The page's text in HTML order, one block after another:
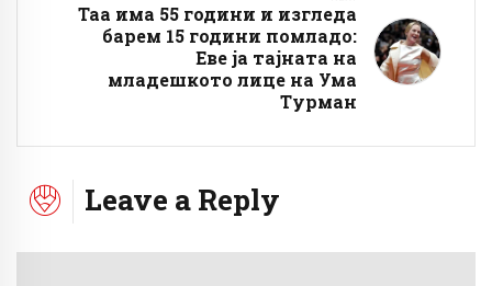
Таа има 55 години и изгледа
барем 15 години помладо:
Еве ја тајната на
младешкото лице на Ума
Турман
Leave a Reply